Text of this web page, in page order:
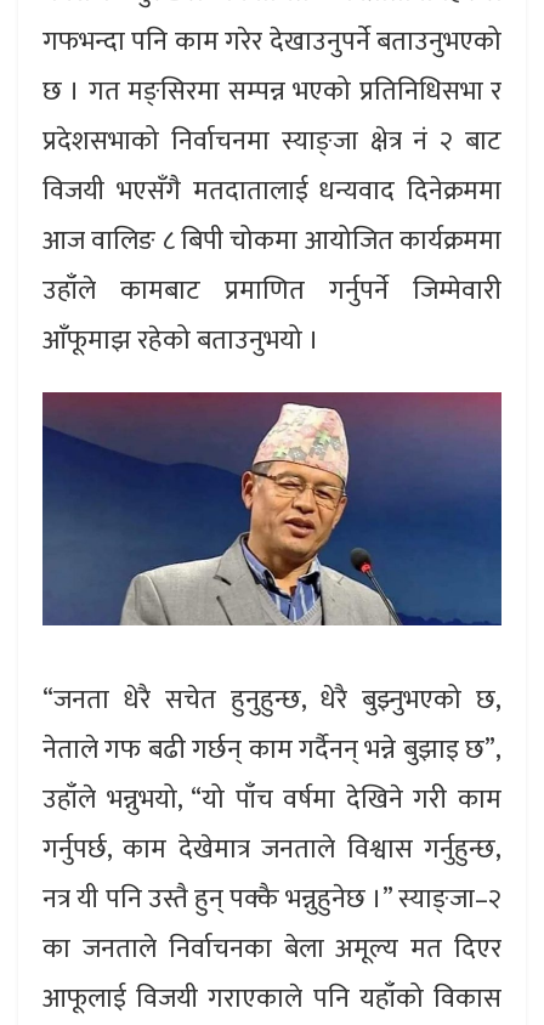
गफभन्दा पनि काम गरेर देखाउनुपर्ने बताउनुभएको
छ । गत मङ्सिरमा सम्पन्न भएको प्रतिनिधिसभा र
प्रदेशसभाको निर्वाचनमा स्याङ्जा क्षेत्र नं २ बाट
विजयी भएसँगै मतदातालाई धन्यवाद दिनेक्रममा
आज वालिङ ८ बिपी चोकमा आयोजित कार्यक्रममा
उहाँले कामबाट प्रमाणित गर्नुपर्ने जिम्मेवारी
आँफूमाझ रहेको बताउनुभयो ।
“जनता धेरै सचेत हुनुहुन्छ, धेरै बुझ्नुभएको छ,
नेताले गफ बढी गर्छन् काम गर्दैनन् भन्ने बुझाइ छ”,
उहाँले भन्नुभयो, “यो पाँच वर्षमा देखिने गरी काम
गर्नुपर्छ, काम देखेमात्र जनताले विश्वास गर्नुहुन्छ,
नत्र यी पनि उस्तै हुन् पक्कै भन्नुहुनेछ ।” स्याङ्जा–२
का जनताले निर्वाचनका बेला अमूल्य मत दिएर
आफूलाई विजयी गराएकाले पनि यहाँको विकास